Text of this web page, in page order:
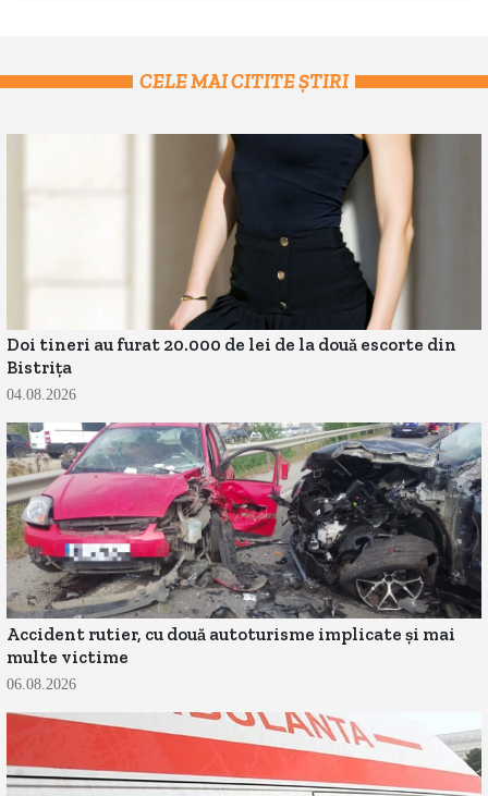
CELE MAI CITITE ȘTIRI
Doi tineri au furat 20.000 de lei de la două escorte din
Bistrița
04.08.2026
Accident rutier, cu două autoturisme implicate și mai
multe victime
06.08.2026